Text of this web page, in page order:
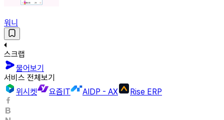
워니
스크랩
물어보기
서비스 전체보기
위시켓
요즘IT AIDP - AX Rise ERP